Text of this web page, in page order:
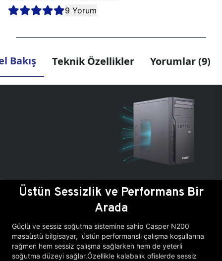
9 Yorum
Bakış Teknik Özellikler Yorumlar (9)
Üstün Sessizlik ve Performans Bir
Arada
Güçlü ve sessiz soğutma sistemine sahip Casper N200
masaüstü bilgisayar, üstün performanslı çalışma koşullarına
rağmen hem sessiz çalışma sağlarken hem de yeterli
soğutma düzeyi sağlar.Özellikle kalabalık ofislerde sessiz